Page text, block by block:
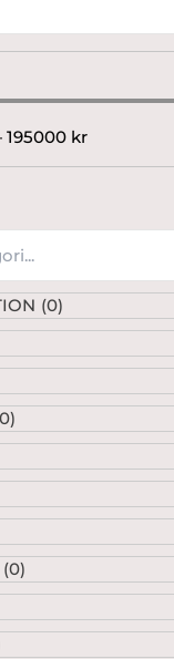
195000 kr
(0)
0)
(0)